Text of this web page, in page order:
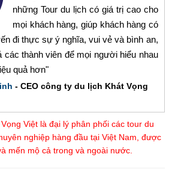
những Tour du lịch có giá trị cao cho
mọi khách hàng, giúp khách hàng có
đi thực sự ý nghĩa, vui vẻ và bình an,
các thành viên để mọi người hiểu nhau
quả hơn"
- CEO công ty du lịch Khát Vọng
Việt là đại lý phân phối các tour du
nghiệp hàng đầu tại Việt Nam, được
mến mộ cả trong và ngoài nước.